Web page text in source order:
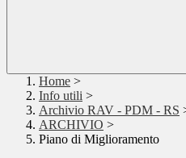
Home >
Info utili >
Archivio RAV - PDM - RS
ARCHIVIO >
Piano di Miglioramento